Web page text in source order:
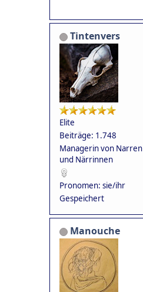
Tintenvers
Elite
Beiträge: 1.748
Managerin von Narren
und Närrinnen
Pronomen: sie/ihr
Gespeichert
Manouche